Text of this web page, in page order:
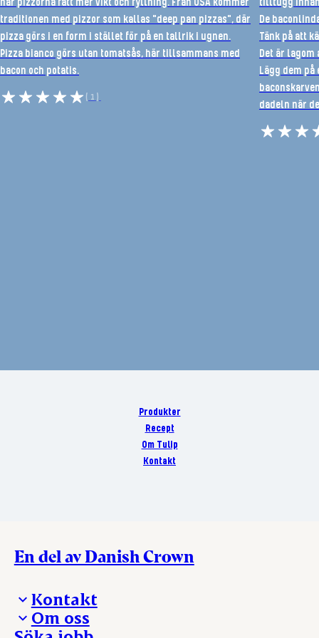
traditionen med pizzor som kallas "deep pan pizzas", där
pizza görs i en form i stället för på en tallrik i ugnen.
Pizza bianco görs utan tomatsås, här tillsammans med
bacon och potatis.
(1)
De
Tänk på att
Det är
Lägg dem
dadeln när
Produkter
Recept
Om Tulip
Kontakt
En del av Danish Crown
Kontakt
Presskontakt – För dig som är journalist
Om oss